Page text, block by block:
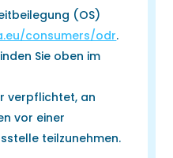
(OS)
consumers/odr.
Sie oben im
verpflichtet, an
vor einer
teilzunehmen.